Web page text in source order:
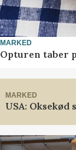
MARKED
Opturen taber
MARKED
USA: